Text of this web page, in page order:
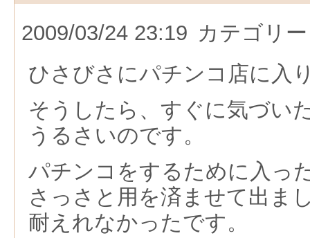
2009/03/24 23:19 カテゴリ
ひさびさにパチンコ店に入
そうしたら、すぐに気づい
うるさいのです。
パチンコをするために入っ
さっさと用を済ませて出ま
耐えれなかったです。